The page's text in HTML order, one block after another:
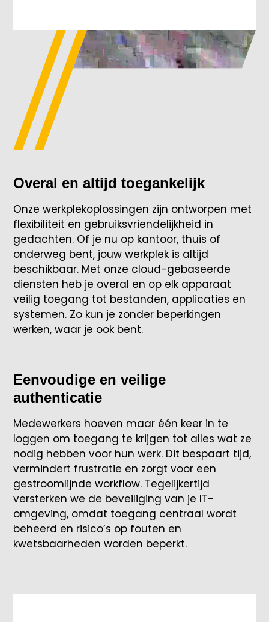
Overal en altijd toegankelijk
Onze werkplekoplossingen zijn ontworpen met
flexibiliteit en gebruiksvriendelijkheid in
gedachten. Of je nu op kantoor, thuis of
onderweg bent, jouw werkplek is altijd
beschikbaar. Met onze cloud-gebaseerde
diensten heb je overal en op elk apparaat
veilig toegang tot bestanden, applicaties en
systemen. Zo kun je zonder beperkingen
werken, waar je ook bent.
Eenvoudige en veilige
authenticatie
Medewerkers hoeven maar één keer in te
loggen om toegang te krijgen tot alles wat ze
nodig hebben voor hun werk. Dit bespaart tijd,
vermindert frustratie en zorgt voor een
gestroomlijnde workflow. Tegelijkertijd
versterken we de beveiliging van je IT-
omgeving, omdat toegang centraal wordt
beheerd en risico’s op fouten en
kwetsbaarheden worden beperkt.